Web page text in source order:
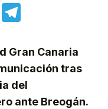
LinkedIn
Gran Canaria
tras
del
ante Breogán.